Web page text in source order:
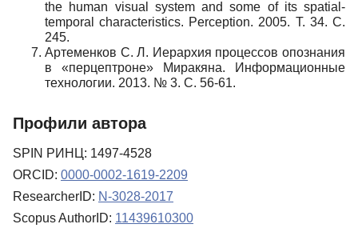
the human visual system and some of its spatial-
temporal characteristics. Perception. 2005. Т. 34. С.
245.
Артеменков С. Л. Иерархия процессов опознания
в «перцептроне» Миракяна. Информационные
технологии. 2013. № 3. С. 56-61.
Профили автора
SPIN РИНЦ: 1497-4528
ORCID: 0000-0002-1619-2209
ResearcherID: N-3028-2017
Scopus AuthorID: 11439610300